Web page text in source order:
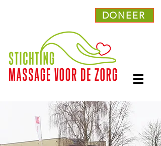
DONEER